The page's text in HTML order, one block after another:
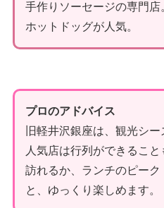
手作りソーセージの専門
ホットドッグが人気。
プロのアドバイス
旧軽井沢銀座は、観光シ
人気店は行列ができるこ
訪れるか、ランチのピー
と、ゆっくり楽しめます。